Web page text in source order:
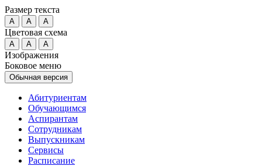
Размер текста
A A A
Цветовая схема
A A A
Изображения
Боковое меню
Обычная версия
Абитуриентам
Обучающимся
Аспирантам
Сотрудникам
Выпускникам
Сервисы
Расписание